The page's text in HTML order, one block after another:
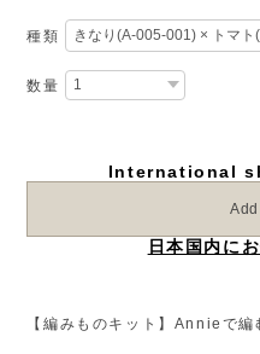
種類
数量
International
日本国内に
【編みものキット】Annieで編